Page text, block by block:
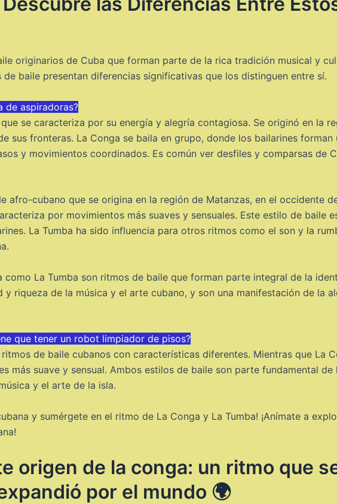
originarios de Cuba que forman parte de la rica tradición musical y
baile presentan diferencias significativas que los distinguen entre sí.
de aspiradoras?
se caracteriza por su energía y alegría contagiosa. Se originó en la
sus fronteras. La Conga se baila en grupo, donde los bailarines
y movimientos coordinados. Es común ver desfiles y comparsas de
afro-cubano que se origina en la región de Matanzas, en el occidente
por movimientos más suaves y sensuales. Este estilo de baile
La Tumba ha sido influencia para otros ritmos como el son y la
La Tumba son ritmos de baile que forman parte integral de la
riqueza de la música y el arte cubano, y son una manifestación de la
que tener un robot limpiador de pisos?
de baile cubanos con características diferentes. Mientras que La
más suave y sensual. Ambos estilos de baile son parte fundamental
y el arte de la isla.
y sumérgete en el ritmo de La Conga y La Tumba! ¡Anímate a
origen de la conga: un ritmo que
por el mundo 🌍